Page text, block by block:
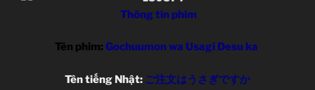
Thông tin phim
Tên phim: Gochuumon wa Usagi Desu ka
Tên tiếng Nhật: ご注文はうさぎですか